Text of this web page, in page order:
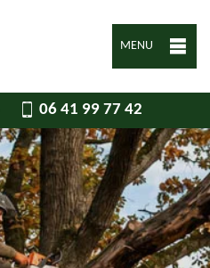
MENU
06 41 99 77 42